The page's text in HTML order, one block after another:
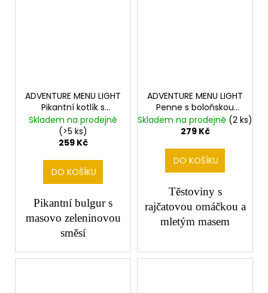
ADVENTURE MENU LIGHT
Pikantní kotlík s
bulgurem
Skladem na prodejně
(>5 ks)
259 Kč
DO KOŠÍKU
Pikantní bulgur s
masovo zeleninovou
směsí
ADVENTURE MENU LIGHT
Penne s boloňskou
om.,parmesán
Skladem na prodejně (2 ks)
279 Kč
DO KOŠÍKU
Těstoviny s
rajčatovou omáčkou a
mletým masem